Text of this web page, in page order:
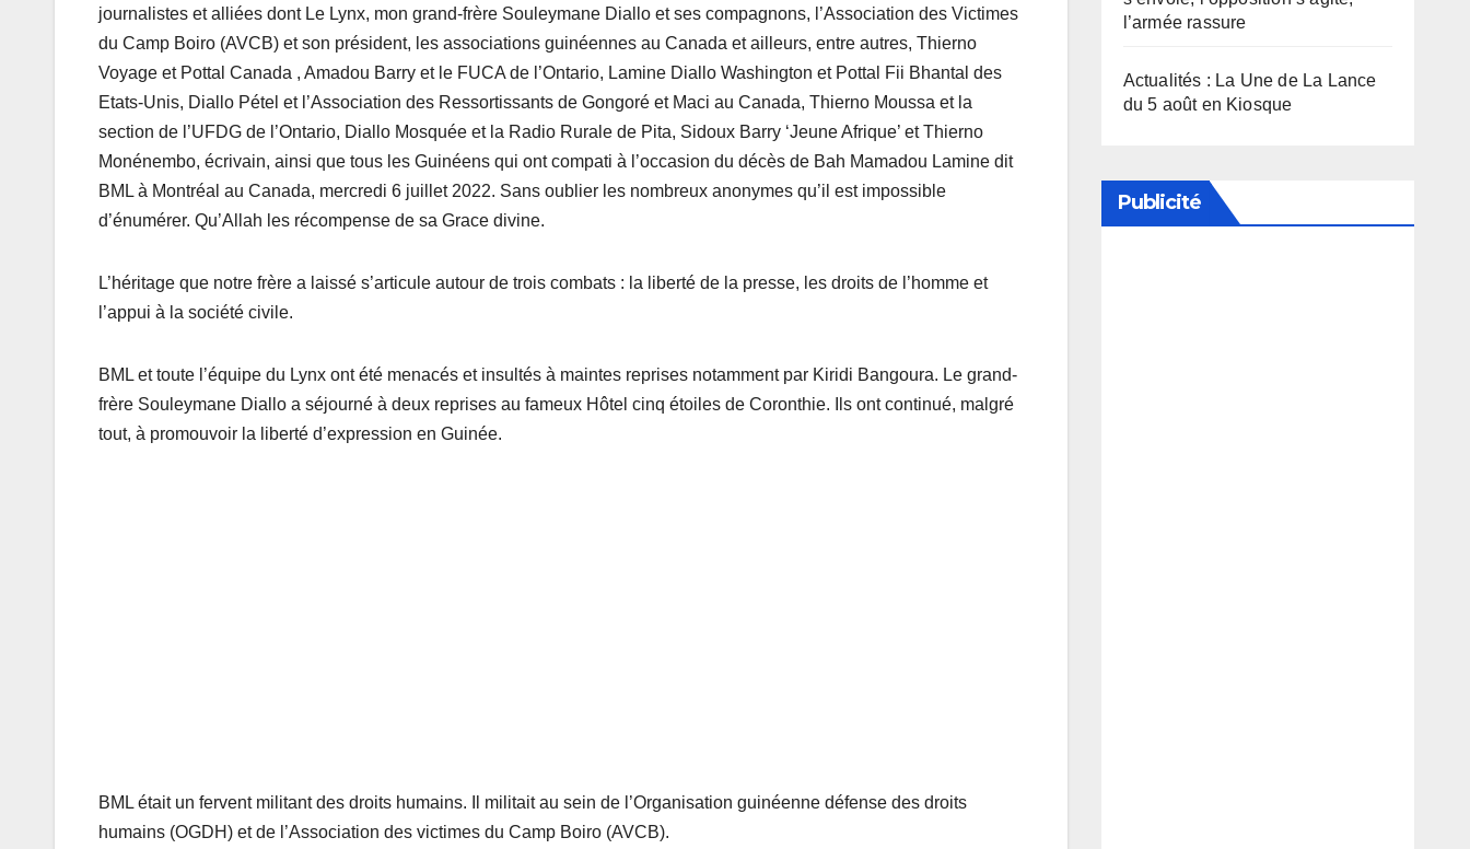
journalistes et alliées dont Le Lynx, mon grand-frère Souleymane Diallo et ses compagnons, l’Association des Victimes
du Camp Boiro (AVCB) et son président, les associations guinéennes au Canada et ailleurs, entre autres, Thierno
Voyage et Pottal Canada , Amadou Barry et le FUCA de l’Ontario, Lamine Diallo Washington et Pottal Fii Bhantal des
Etats-Unis, Diallo Pétel et l’Association des Ressortissants de Gongoré et Maci au Canada, Thierno Moussa et la
section de l’UFDG de l’Ontario, Diallo Mosquée et la Radio Rurale de Pita, Sidoux Barry ‘Jeune Afrique’ et Thierno
Monénembo, écrivain, ainsi que tous les Guinéens qui ont compati à l’occasion du décès de Bah Mamadou Lamine dit
BML à Montréal au Canada, mercredi 6 juillet 2022. Sans oublier les nombreux anonymes qu’il est impossible
d’énumérer. Qu’Allah les récompense de sa Grace divine.
L’héritage que notre frère a laissé s’articule autour de trois combats : la liberté de la presse, les droits de l’homme et
l’appui à la société civile.
BML et toute l’équipe du Lynx ont été menacés et insultés à maintes reprises notamment par Kiridi Bangoura. Le grand-
frère Souleymane Diallo a séjourné à deux reprises au fameux Hôtel cinq étoiles de Coronthie. Ils ont continué, malgré
tout, à promouvoir la liberté d’expression en Guinée.
BML était un fervent militant des droits humains. Il militait au sein de l’Organisation guinéenne défense des droits
humains (OGDH) et de l’Association des victimes du Camp Boiro (AVCB).
l’armée rassure
Actualités : La Une de La Lance
du 5 août en Kiosque
Publicité